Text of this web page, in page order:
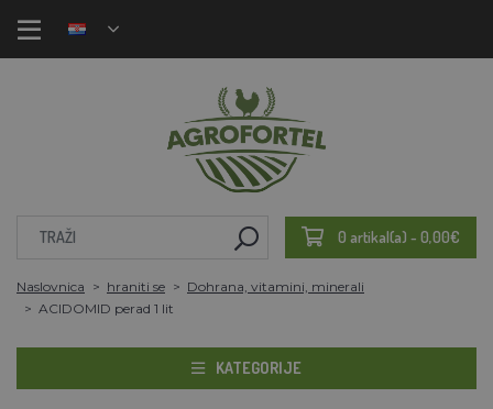
0 artikal(a) - 0,00€
Naslovnica hraniti se
Dohrana, vitamini, minerali
ACIDOMID perad 1 lit
KATEGORIJE